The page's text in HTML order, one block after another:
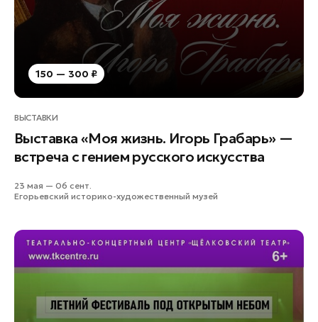
150 — 300 ₽
ВЫСТАВКИ
Выставка «Моя жизнь. Игорь Грабарь» —
встреча с гением русского искусства
23 мая — 06 сент.
Егорьевский историко-художественный музей